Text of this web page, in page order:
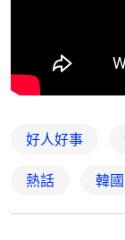
好人好事
熱話 韓國